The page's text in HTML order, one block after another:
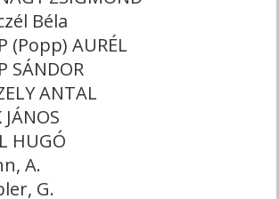
Béla
(Popp) AURÉL
SÁNDOR
ANTAL
JÁNOS
HUGÓ
A.
G.